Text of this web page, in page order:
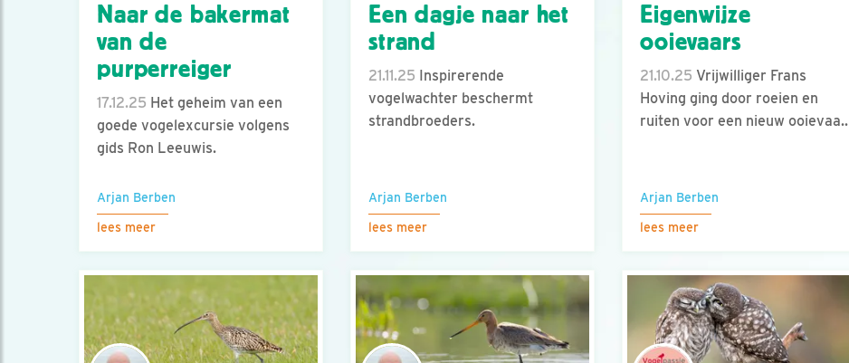
Naar de bakermat
van de
purperreiger
17.12.25 Het geheim van een
goede vogelexcursie volgens
gids Ron Leeuwis.
Arjan Berben
lees meer
Een dagje naar het
strand
21.11.25 Inspirerende
vogelwachter beschermt
strandbroeders.
Arjan Berben
lees meer
Eigenwijze
ooievaars
21.10.25 Vrijwilliger Frans
Hoving ging door roeien en
ruiten voor een nieuw ooievaa..
Arjan Berben
lees meer